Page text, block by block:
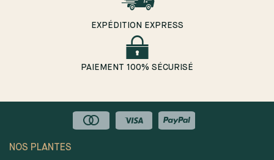
EXPÉDITION EXPRESS
PAIEMENT 100% SÉCURISÉ
NOS PLANTES